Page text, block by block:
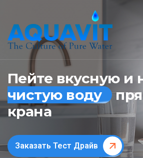
Пейте вкусную и
чистую воду
крана
Заказать Тест Драйв